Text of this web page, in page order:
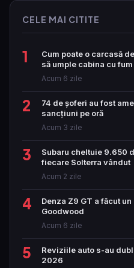
CELE MAI CITITE
1
Cum poate o carcasă
să umple cabina cu
Acum 6 zile
2
74 de șoferi au fost
sancțiuni pe oră
Acum 3 zile
3
Subaru cheltuie 9.650
fiecare Solterra vândut
Acum 2 zile
4
Denza Z9 GT a făcut
Goodwood
Acum 6 zile
5
Reviziile auto s-au
2026